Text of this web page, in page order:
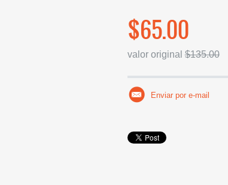
$65.00
valor original$135.00
Enviar por e-mail